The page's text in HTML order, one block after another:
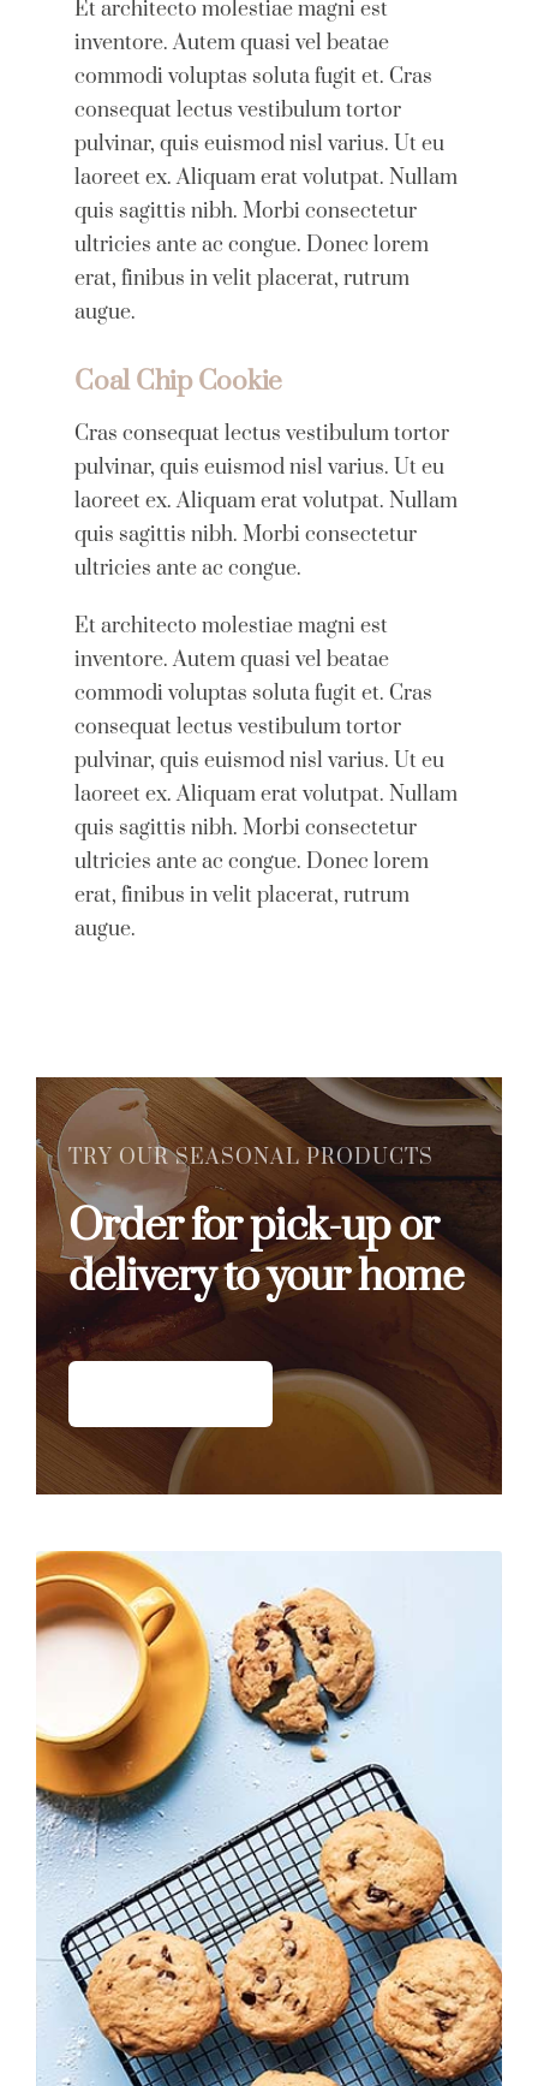
Et architecto molestiae magni est
inventore. Autem quasi vel beatae
commodi voluptas soluta fugit et. Cras
consequat lectus vestibulum tortor
pulvinar, quis euismod nisl varius. Ut eu
laoreet ex. Aliquam erat volutpat. Nullam
quis sagittis nibh. Morbi consectetur
ultricies ante ac congue. Donec lorem
erat, finibus in velit placerat, rutrum
augue.
Coal Chip Cookie
Cras consequat lectus vestibulum tortor
pulvinar, quis euismod nisl varius. Ut eu
laoreet ex. Aliquam erat volutpat. Nullam
quis sagittis nibh. Morbi consectetur
ultricies ante ac congue.
Et architecto molestiae magni est
inventore. Autem quasi vel beatae
commodi voluptas soluta fugit et. Cras
consequat lectus vestibulum tortor
pulvinar, quis euismod nisl varius. Ut eu
laoreet ex. Aliquam erat volutpat. Nullam
quis sagittis nibh. Morbi consectetur
ultricies ante ac congue. Donec lorem
erat, finibus in velit placerat, rutrum
augue.
TRY OUR SEASONAL PRODUCTS
Order for pick-up or
delivery to your home